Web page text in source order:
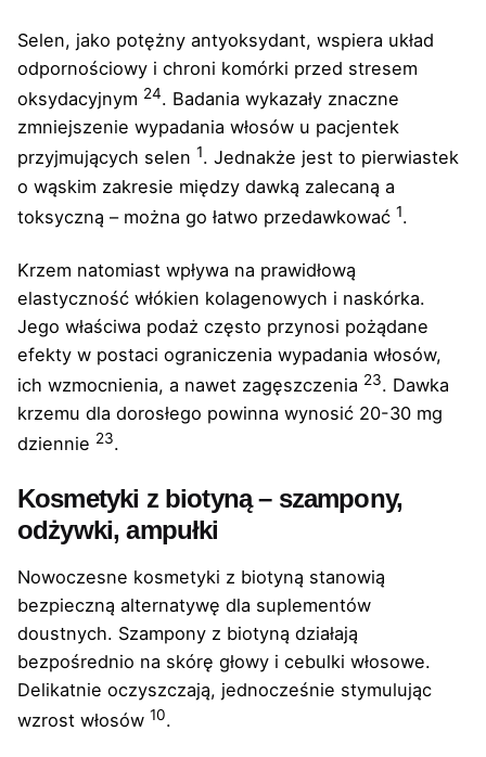
Selen, jako potężny antyoksydant, wspiera układ
odpornościowy i chroni komórki przed stresem
oksydacyjnym 24. Badania wykazały znaczne
zmniejszenie wypadania włosów u pacjentek
przyjmujących selen 1. Jednakże jest to pierwiastek
o wąskim zakresie między dawką zalecaną a
toksyczną – można go łatwo przedawkować 1.
Krzem natomiast wpływa na prawidłową
elastyczność włókien kolagenowych i naskórka.
Jego właściwa podaż często przynosi pożądane
efekty w postaci ograniczenia wypadania włosów,
ich wzmocnienia, a nawet zagęszczenia 23. Dawka
krzemu dla dorosłego powinna wynosić 20-30 mg
dziennie 23.
Kosmetyki z biotyną – szampony,
odżywki, ampułki
Nowoczesne kosmetyki z biotyną stanowią
bezpieczną alternatywę dla suplementów
doustnych. Szampony z biotyną działają
bezpośrednio na skórę głowy i cebulki włosowe.
Delikatnie oczyszczają, jednocześnie stymulując
wzrost włosów 10.